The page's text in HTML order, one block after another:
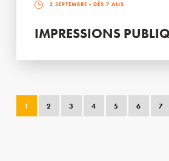
2 SEPTEMBRE - DÈS 7 ANS
IMPRESSIONS
1 2 3 4 5 6 7